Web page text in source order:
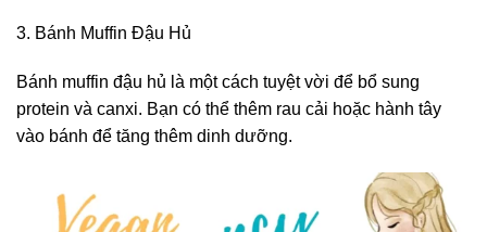
3. Bánh Muffin Đậu Hủ
Bánh muffin đậu hủ là một cách tuyệt vời để bổ sung
protein và canxi. Bạn có thể thêm rau cải hoặc hành tây
vào bánh để tăng thêm dinh dưỡng.